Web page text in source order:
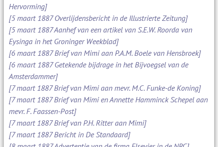
Hervorming]
[5 maart 1887 Overlijdensbericht in de Illustrierte Zeitung]
[5 maart 1887 Aanhef van een artikel van S.E.W. Roorda van
Eysinga in het Groninger Weekblad]
[6 maart 1887 Brief van Mimi aan P.A.M. Boele van Hensbroek]
[6 maart 1887 Getekende bijdrage in het Bijvoegsel van de
Amsterdammer]
[7 maart 1887 Brief van Mimi aan mevr. M.C. Funke-de Koning]
[7 maart 1887 Brief van Mimi en Annette Hamminck Schepel aan
mevr. F. Faassen-Post]
[7 maart 1887 Brief van P.H. Ritter aan Mimi]
[7 maart 1887 Bericht in De Standaard]